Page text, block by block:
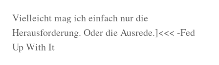
Vielleicht mag ich einfach nur die
Herausforderung. Oder die Ausrede.]<<< -Fed
Up With It